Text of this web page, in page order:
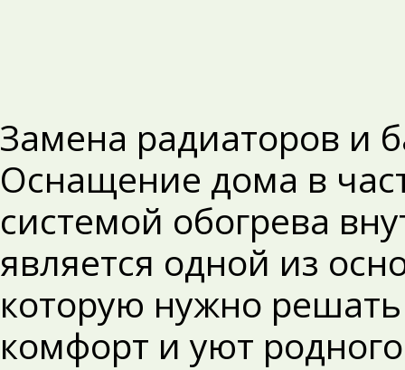
Замена радиаторов и
Оснащение дома в
системой обогрева
является одной из
которую нужно
комфорт и уют